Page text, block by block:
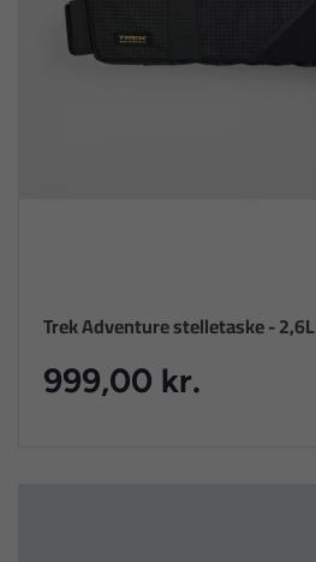
Trek Adventure stelletaske - 2,6L
999,00 kr.